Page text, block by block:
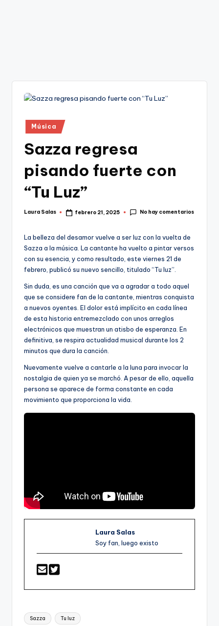
Publicado
en
Música
Sazza regresa
pisando fuerte con
“Tu Luz”
Publicado
Laura Salas febrero 21, 2025 No hay comentarios
La belleza del desamor vuelve a ser luz con la vuelta de
Sazza a la música. La cantante ha vuelto a pintar versos
con su esencia, y como resultado, este viernes 21 de
febrero, publicó su nuevo sencillo, titulado “Tu luz”.
Sin duda, es una canción que va a agradar a todo aquel
que se considere fan de la cantante, mientras conquista
a nuevos oyentes. El dolor está implícito en cada línea
de esta historia entremezclado con unos arreglos
electrónicos que muestran un atisbo de esperanza. En
definitiva, se respira actualidad musical durante los 2
minutos que dura la canción.
Nuevamente vuelve a cantarle a la luna para invocar la
nostalgia de quien ya se marchó. A pesar de ello, aquella
persona se aparece de forma constante en cada
movimiento que proporciona la vida.
Laura Salas
Soy fan, luego existo
Etiquetas:
Sazza Tu luz